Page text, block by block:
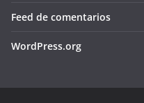
Feed de comentarios
WordPress.org